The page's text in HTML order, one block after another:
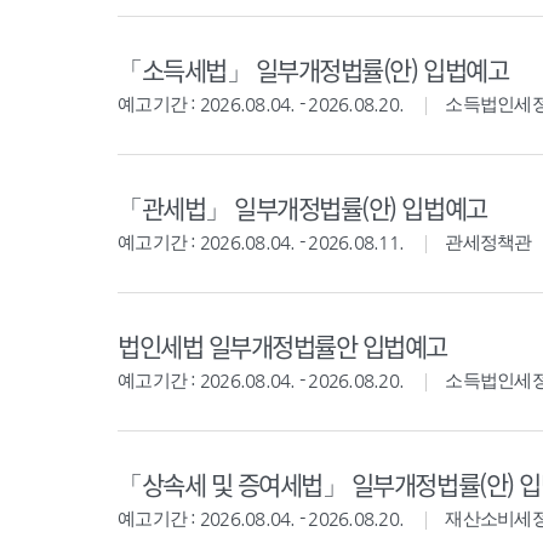
「소득세법」 일부개정법률(안) 입법예고
예고기간 : 2026.08.04. - 2026.08.20. 소득법인세
「관세법」 일부개정법률(안) 입법예고
예고기간 : 2026.08.04. - 2026.08.11. 관세정책관
법인세법 일부개정법률안 입법예고
예고기간 : 2026.08.04. - 2026.08.20. 소득법인세
「상속세 및 증여세법」 일부개정법률(안)
예고기간 : 2026.08.04. - 2026.08.20. 재산소비세